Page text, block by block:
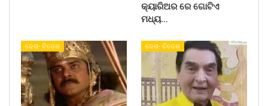
କ୍ୟାରିଅର ରେ ଗୋଟିଏ
ମଧ୍ୟ…
ଦେଶ- ବିଦେଶ ଦେଶ- ବିଦେଶ